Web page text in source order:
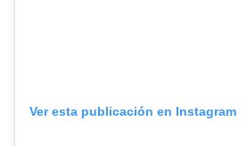
Ver esta publicación en Instagram